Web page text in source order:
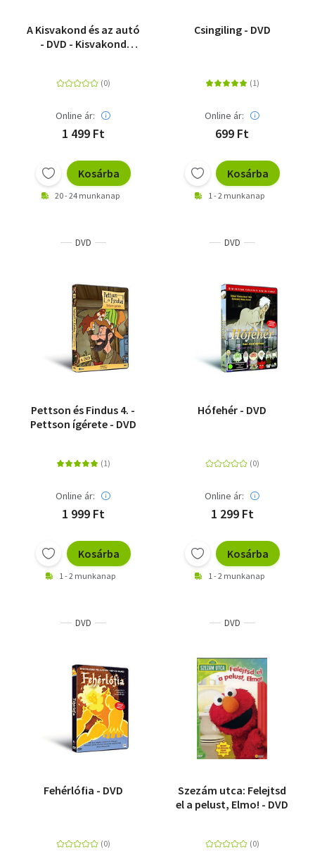
A Kisvakond és az autó
- DVD - Kisvakond
Online ár:
1 499 Ft
Kosárba
20 - 24 munkanap
Csingiling - DVD
Online ár:
699 Ft
Kosárba
1 - 2 munkanap
DVD
Pettson és Findus 4. -
Pettson ígérete - DVD
Online ár:
1 999 Ft
Kosárba
1 - 2 munkanap
DVD
Hófehér - DVD
Online ár:
1 299 Ft
Kosárba
1 - 2 munkanap
DVD
Fehérlófia - DVD
DVD
Szezám utca: Felejtsd
el a pelust, Elmo! - DVD